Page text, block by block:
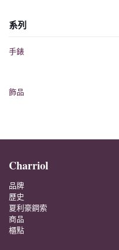
系列
手錶
飾品
Charriol
品牌
歷史
夏利豪鋼索
商品
櫃點